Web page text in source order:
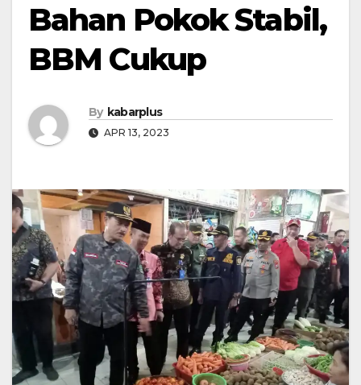
Bahan Pokok Stabil,
BBM Cukup
By kabarplus
APR 13, 2023